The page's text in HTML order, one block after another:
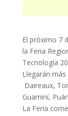
El próximo 7
la Feria
Tecnología
Llegarán
Daireaux,
Guaminí,
La Feria